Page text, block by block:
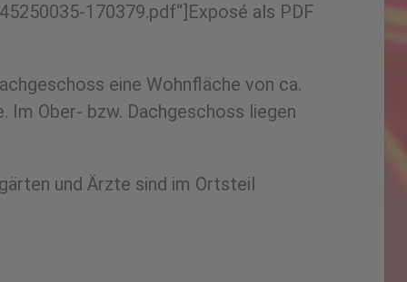
170379.pdf“]Exposé als PDF
eine Wohnfläche von ca.
Im Ober- bzw. Dachgeschoss liegen
und Ärzte sind im Ortsteil